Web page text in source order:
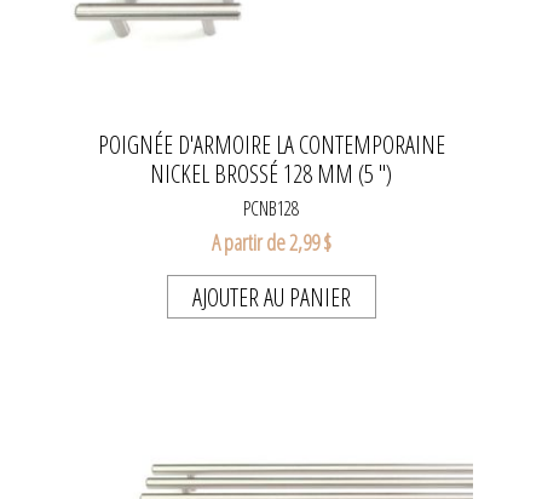
POIGNÉE D'ARMOIRE LA CONTEMPORAINE
NICKEL BROSSÉ 128 MM (5 ")
PCNB128
A partir de 2,99 $
AJOUTER AU PANIER